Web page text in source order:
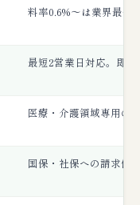
料率0.6%〜は業界最低
最短2営業日対応。即
医療・介護領域専用の
国保・社保への請求債